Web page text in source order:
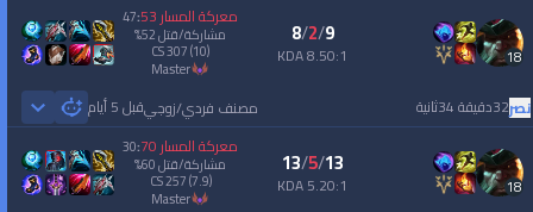
18
9
/
2
/
8
8.50:1 KDA
معركة المسار53
:
47
مشاركة/قتل52
%
CS307(10)
master
مصنف فردي/زوجيقبل 5 أيام نصر32دقيقة 34ثانية
18
13
/
5
/
13
5.20:1 KDA
معركة المسار70
:
30
مشاركة/قتل60
%
CS257(7.9)
master